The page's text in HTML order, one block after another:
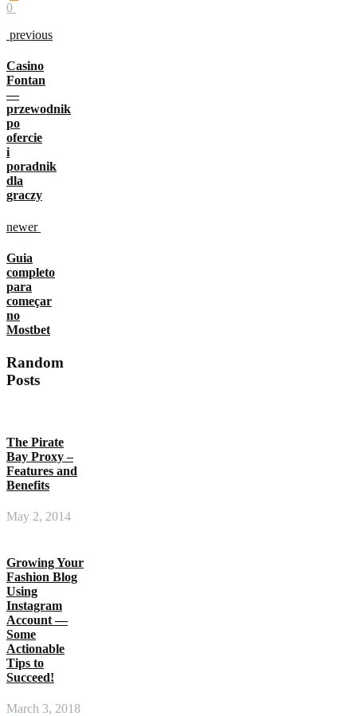
0
previous
Casino
Fontan
—
przewodnik
po
ofercie
i
poradnik
dla
graczy
newer
Guia
completo
para
começar
no
Mostbet
Random
Posts
The Pirate
Bay Proxy –
Features and
Benefits
May 2, 2014
Growing Your
Fashion Blog
Using
Instagram
Account —
Some
Actionable
Tips to
Succeed!
March 3, 2018